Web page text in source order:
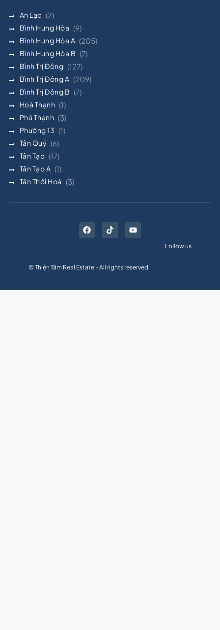
An Lạc (2)
Bình Hưng Hòa (9)
Bình Hưng Hòa A (205)
Bình Hưng Hòa B (7)
Bình Trị Đông (127)
Bình Trị Đông A (209)
Bình Trị Đông B (7)
Hoà Thạnh (1)
Phú Thạnh (3)
Phường 13 (1)
Tân Quý (6)
Tân Tạo (17)
Tân Tạo A (1)
Tân Thới Hoà (3)
© Thiện Tâm Real Estate - All rights reserved
Follow us